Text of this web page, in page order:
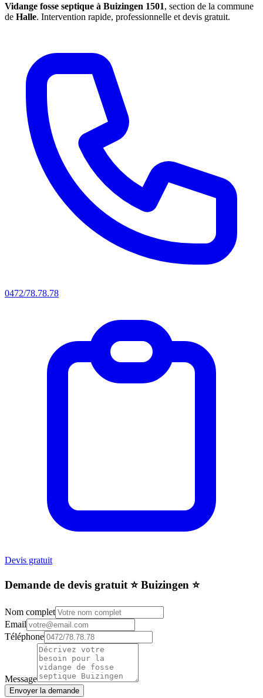
Vidange fosse septique à Buizingen 1501, section de la commune
de Halle. Intervention rapide, professionnelle et devis gratuit.
0472/78.78.78
Devis gratuit
Demande de devis gratuit ⭐️ Buizingen ⭐️
Nom complet
Email
Téléphone
Message
Envoyer la demande